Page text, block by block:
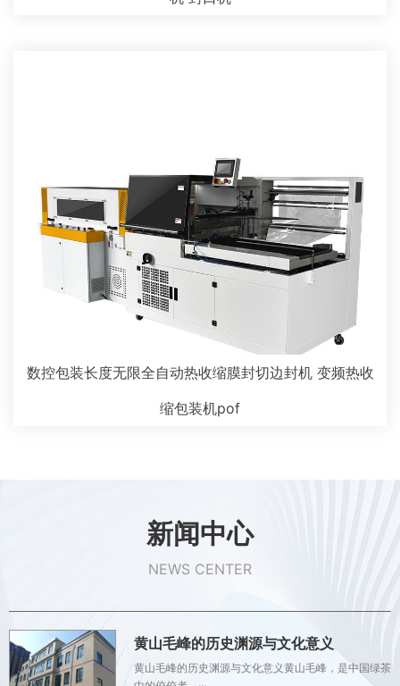
数控包装长度无限全自动热收缩膜封切边封机 变频热收
缩包装机pof
新闻中心
NEWS CENTER
黄山毛峰的历史渊源与文化意义
黄山毛峰的历史渊源与文化意义黄山毛峰，是中国绿茶